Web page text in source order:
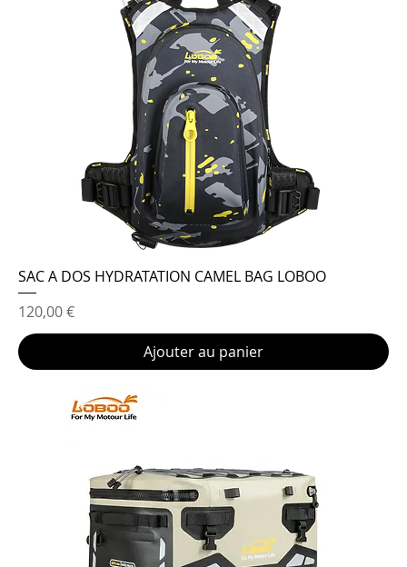
SAC A DOS HYDRATATION CAMEL BAG LOBOO
Prix
120,00 €
Ajouter au panier